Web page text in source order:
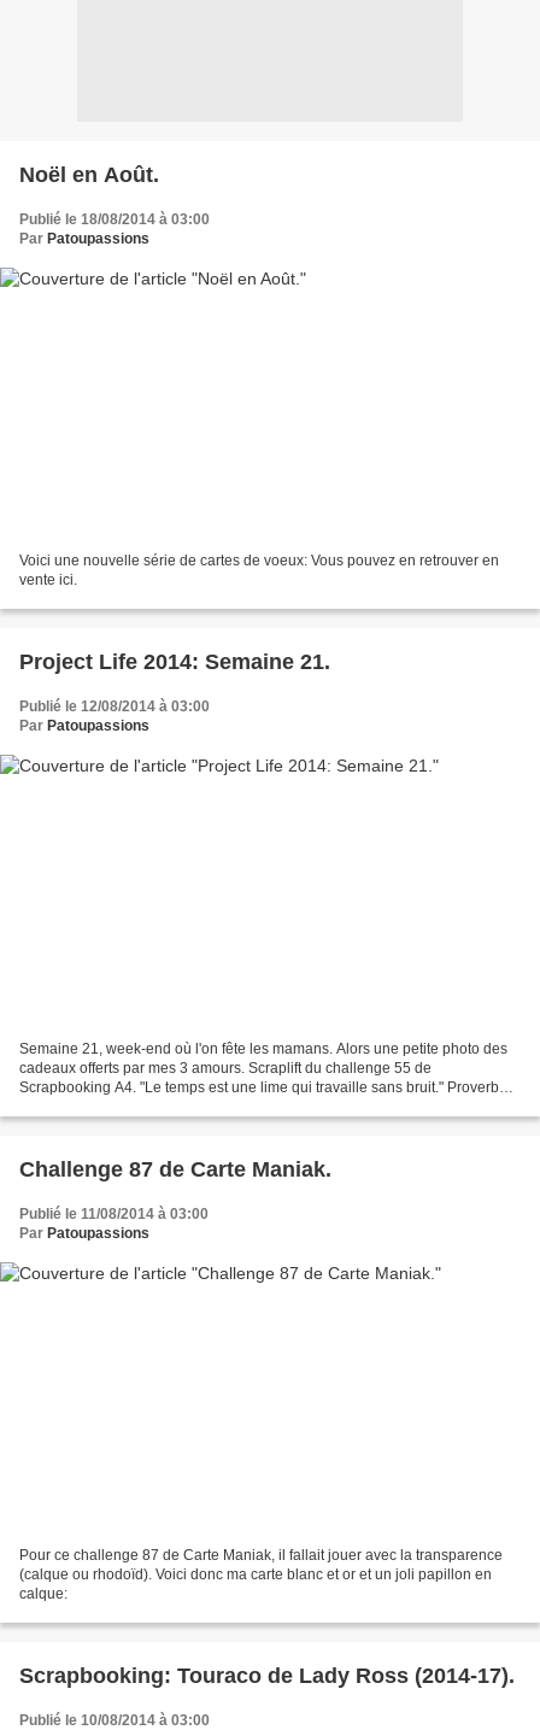
Noël en Août.
Publié le 18/08/2014 à 03:00
Par Patoupassions
Voici une nouvelle série de cartes de voeux: Vous pouvez en retrouver en
vente ici.
Project Life 2014: Semaine 21.
Publié le 12/08/2014 à 03:00
Par Patoupassions
Semaine 21, week-end où l'on fête les mamans. Alors une petite photo des
cadeaux offerts par mes 3 amours. Scraplift du challenge 55 de
Scrapbooking A4. "Le temps est une lime qui travaille sans bruit." Proverbe
Challenge 87 de Carte Maniak.
Publié le 11/08/2014 à 03:00
Par Patoupassions
Pour ce challenge 87 de Carte Maniak, il fallait jouer avec la transparence
(calque ou rhodoïd). Voici donc ma carte blanc et or et un joli papillon en
calque:
Scrapbooking: Touraco de Lady Ross (2014-17).
Publié le 10/08/2014 à 03:00